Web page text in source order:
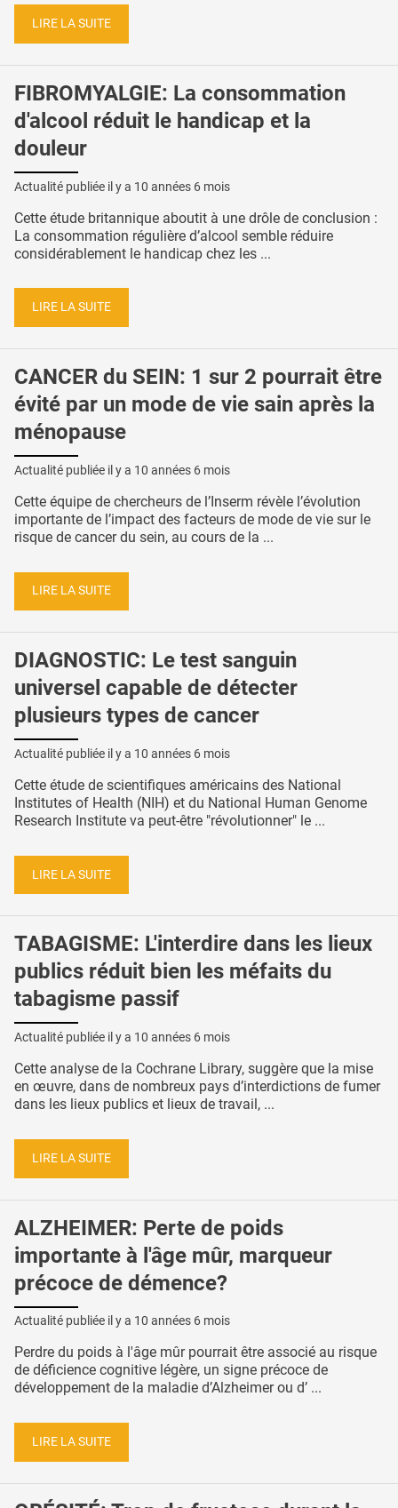
LIRE LA SUITE
FIBROMYALGIE: La consommation
d'alcool réduit le handicap et la
douleur
Actualité publiée il y a 10 années 6 mois
Cette étude britannique aboutit à une drôle de conclusion :
La consommation régulière d’alcool semble réduire
considérablement le handicap chez les ...
LIRE LA SUITE
CANCER du SEIN: 1 sur 2 pourrait être
évité par un mode de vie sain après la
ménopause
Actualité publiée il y a 10 années 6 mois
Cette équipe de chercheurs de l’Inserm révèle l’évolution
importante de l’impact des facteurs de mode de vie sur le
risque de cancer du sein, au cours de la ...
LIRE LA SUITE
DIAGNOSTIC: Le test sanguin
universel capable de détecter
plusieurs types de cancer
Actualité publiée il y a 10 années 6 mois
Cette étude de scientifiques américains des National
Institutes of Health (NIH) et du National Human Genome
Research Institute va peut-être "révolutionner" le ...
LIRE LA SUITE
TABAGISME: L'interdire dans les lieux
publics réduit bien les méfaits du
tabagisme passif
Actualité publiée il y a 10 années 6 mois
Cette analyse de la Cochrane Library, suggère que la mise
en œuvre, dans de nombreux pays d’interdictions de fumer
dans les lieux publics et lieux de travail, ...
LIRE LA SUITE
ALZHEIMER: Perte de poids
importante à l'âge mûr, marqueur
précoce de démence?
Actualité publiée il y a 10 années 6 mois
Perdre du poids à l'âge mûr pourrait être associé au risque
de déficience cognitive légère, un signe précoce de
développement de la maladie d’Alzheimer ou d’ ...
LIRE LA SUITE